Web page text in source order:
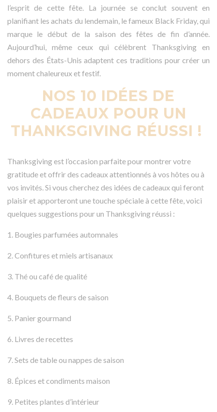
l’esprit de cette fête. La journée se conclut souvent en
planifiant les achats du lendemain, le fameux Black Friday, qui
marque le début de la saison des fêtes de fin d’année.
Aujourd’hui, même ceux qui célèbrent Thanksgiving en
dehors des États-Unis adaptent ces traditions pour créer un
moment chaleureux et festif.
NOS 10 IDÉES DE
CADEAUX POUR UN
THANKSGIVING RÉUSSI !
Thanksgiving est l’occasion parfaite pour montrer votre
gratitude et offrir des cadeaux attentionnés à vos hôtes ou à
vos invités. Si vous cherchez des idées de cadeaux qui feront
plaisir et apporteront une touche spéciale à cette fête, voici
quelques suggestions pour un Thanksgiving réussi :
1. Bougies parfumées automnales
2. Confitures et miels artisanaux
3. Thé ou café de qualité
4. Bouquets de fleurs de saison
5. Panier gourmand
6. Livres de recettes
7. Sets de table ou nappes de saison
8. Épices et condiments maison
9. Petites plantes d’intérieur